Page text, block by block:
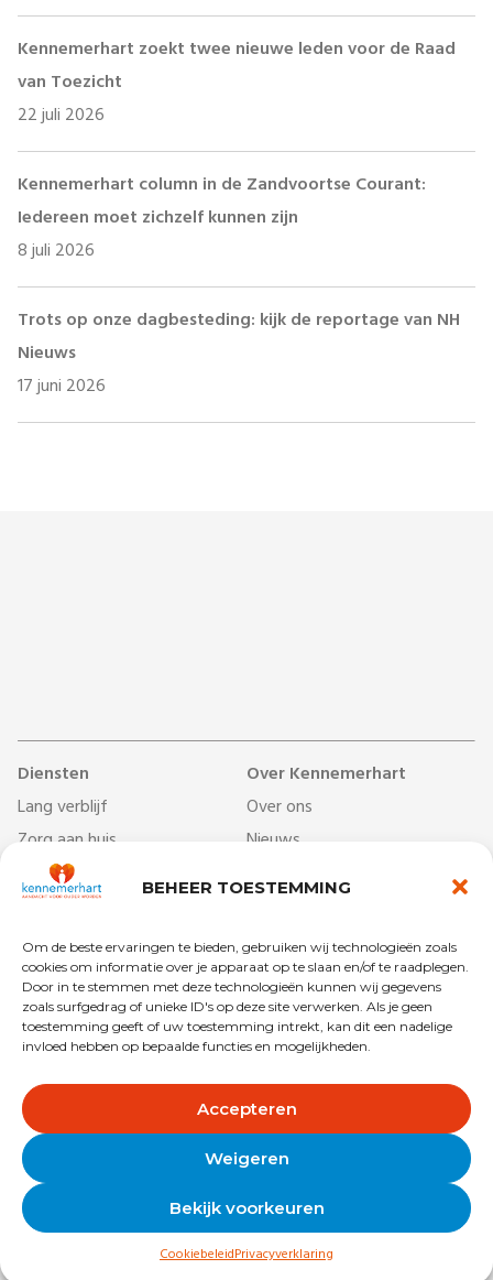
BEHEER TOESTEMMING
Om de beste ervaringen te bieden, gebruiken wij technologieën zoals
cookies om informatie over je apparaat op te slaan en/of te raadplegen.
Door in te stemmen met deze technologieën kunnen wij gegevens
zoals surfgedrag of unieke ID's op deze site verwerken. Als je geen
toestemming geeft of uw toestemming intrekt, kan dit een nadelige
invloed hebben op bepaalde functies en mogelijkheden.
Accepteren
Weigeren
Bekijk voorkeuren
CookiebeleidPrivacyverklaring
Kennemerhart zoekt twee nieuwe leden voor de Raad
van Toezicht
22 juli 2026
Kennemerhart column in de Zandvoortse Courant:
Iedereen moet zichzelf kunnen zijn
8 juli 2026
Trots op onze dagbesteding: kijk de reportage van NH
Nieuws
17 juni 2026
Diensten
Lang verblijf
Zorg aan huis
Dag- & ontmoetingscentra
Behandelcentrum
Revalidatie
Kort verblijf
Over Kennemerhart
Over ons
Nieuws
Werken bij
Begrippenlijst
Vrijwilligers
Copyright © 2025 Kennemerhart
Algemene voorwaarden